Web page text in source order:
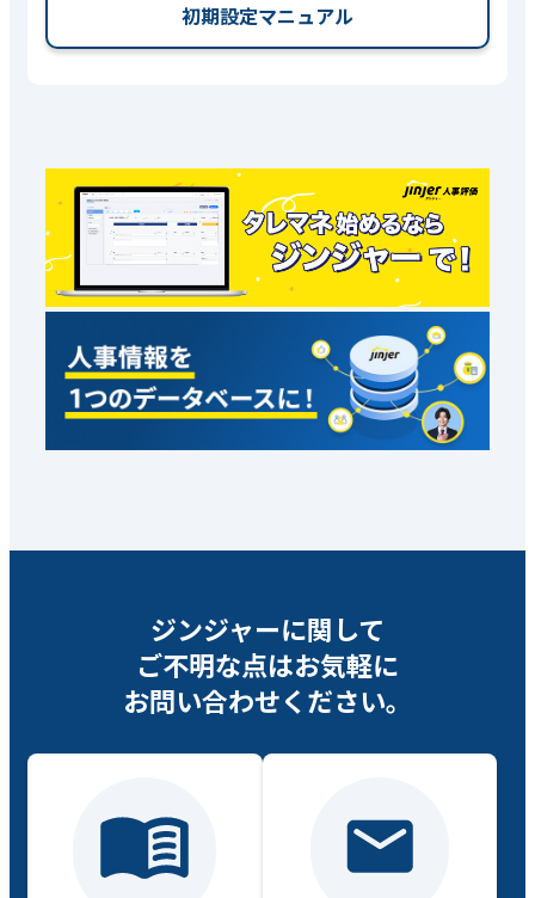
初期設定マニュアル
ジンジャーに関して
ご不明な点はお気軽に
お問い合わせください。